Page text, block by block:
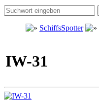
SchiffsSpotter
IW-31